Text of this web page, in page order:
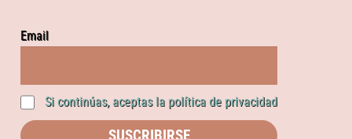
Email
Si continúas, aceptas la política de privacidad